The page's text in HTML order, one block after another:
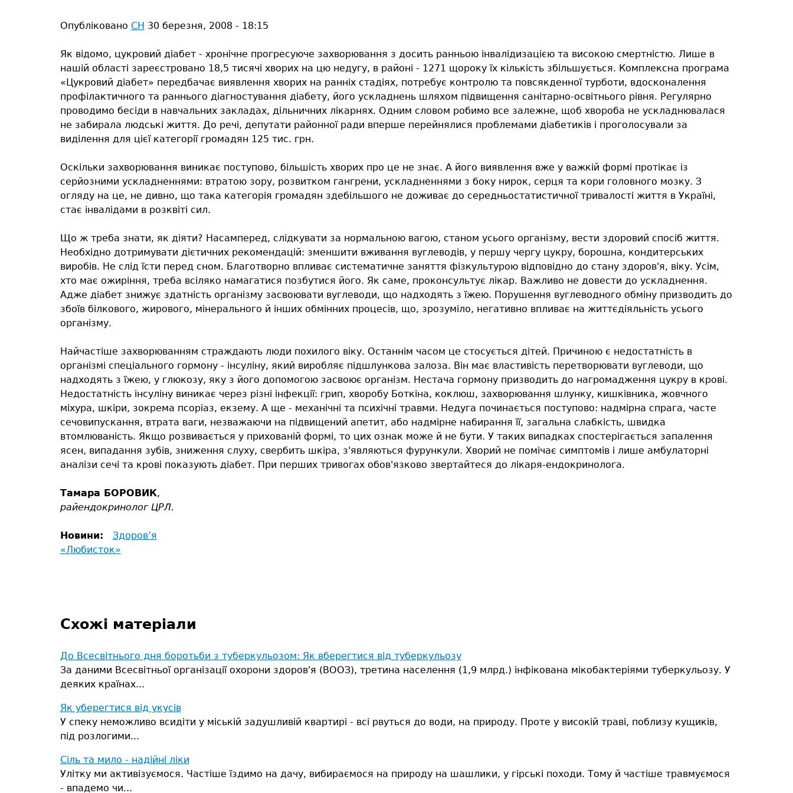
Опубліковано СН 30 березня, 2008 - 18:15
Як відомо, цукровий діабет - хронічне прогресуюче захворювання з досить ранньою інвалідизацією та високою смертністю. Лише в
нашій області зареєстровано 18,5 тисячі хворих на цю недугу, в районі - 1271 щороку їх кількість збільшується. Комплексна програма
«Цукровий діабет» передбачає виявлення хворих на ранніх стадіях, потребує контролю та повсякденної турботи, вдосконалення
профілактичного та раннього діагностування діабету, його ускладнень шляхом підвищення санітарно-освітнього рівня. Регулярно
проводимо бесіди в навчальних закладах, дільничних лікарнях. Одним словом робимо все залежне, щоб хвороба не ускладнювалася
не забирала людські життя. До речі, депутати районної ради вперше перейнялися проблемами діабетиків і проголосували за
виділення для цієї категорії громадян 125 тис. грн.
Оскільки захворювання виникає поступово, більшість хворих про це не знає. А його виявлення вже у важкій формі протікає із
серйозними ускладненнями: втратою зору, розвитком гангрени, ускладненнями з боку нирок, серця та кори головного мозку. З
огляду на це, не дивно, що така категорія громадян здебільшого не доживає до середньостатистичної тривалості життя в Україні,
стає інвалідами в розквіті сил.
Що ж треба знати, як діяти? Насамперед, слідкувати за нормальною вагою, станом усього організму, вести здоровий спосіб життя.
Необхідно дотримувати дієтичних рекомендацій: зменшити вживання вуглеводів, у першу чергу цукру, борошна, кондитерських
виробів. Не слід їсти перед сном. Благотворно впливає систематичне заняття фізкультурою відповідно до стану здоров'я, віку. Усім,
хто має ожиріння, треба всіляко намагатися позбутися його. Як саме, проконсультує лікар. Важливо не довести до ускладнення.
Адже діабет знижує здатність організму засвоювати вуглеводи, що надходять з їжею. Порушення вуглеводного обміну призводить до
збоїв білкового, жирового, мінерального й інших обмінних процесів, що, зрозуміло, негативно впливає на життєдіяльність усього
організму.
Найчастіше захворюванням страждають люди похилого віку. Останнім часом це стосується дітей. Причиною є недостатність в
організмі спеціального гормону - інсуліну, який виробляє підшлункова залоза. Він має властивість перетворювати вуглеводи, що
надходять з їжею, у глюкозу, яку з його допомогою засвоює організм. Нестача гормону призводить до нагромадження цукру в крові.
Недостатність інсуліну виникає через різні інфекції: грип, хворобу Боткіна, коклюш, захворювання шлунку, кишківника, жовчного
міхура, шкіри, зокрема псоріаз, екзему. А ще - механічні та психічні травми. Недуга починається поступово: надмірна спрага, часте
сечовипускання, втрата ваги, незважаючи на підвищений апетит, або надмірне набирання її, загальна слабкість, швидка
втомлюваність. Якщо розвивається у прихованій формі, то цих ознак може й не бути. У таких випадках спостерігається запалення
ясен, випадання зубів, зниження слуху, свербить шкіра, з'являються фурункули. Хворий не помічає симптомів і лише амбулаторні
аналізи сечі та крові показують діабет. При перших тривогах обов'язково звертайтеся до лікаря-ендокринолога.
Тамара БОРОВИК,
райендокринолог ЦРЛ.
Новини:
Здоров’я
«Любисток»
Схожі матеріали
До Всесвітнього дня боротьби з туберкульозом: Як вберегтися від туберкульозу
За даними Всесвітньої організації охорони здоров'я (ВООЗ), третина населення (1,9 млрд.) інфікована мікобактеріями туберкульозу. У
деяких країнах...
Як уберегтися від укусів
У спеку неможливо всидіти у міській задушливій квартирі - всі рвуться до води, на природу. Проте у високій траві, поблизу кущиків,
під розлогими...
Сіль та мило - надійні ліки
Улітку ми активізуємося. Частіше їздимо на дачу, вибираємося на природу на шашлики, у гірські походи. Тому й частіше травмуємося
- впадемо чи...